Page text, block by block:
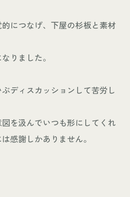
につなげ、下屋の杉板と素材
りました。
ディスカッションして苦労し
を汲んでいつも形にしてくれ
感謝しかありません。